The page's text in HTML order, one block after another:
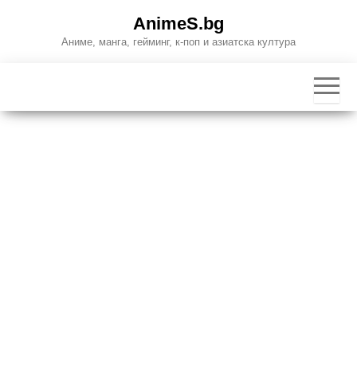
AnimeS.bg
Аниме, манга, гейминг, к-поп и азиатска култура